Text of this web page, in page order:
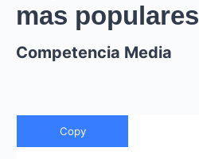
mas populares
Competencia Media
Copy